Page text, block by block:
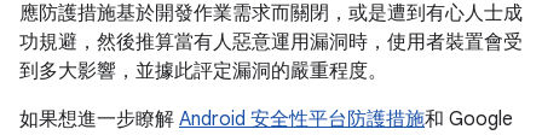
應防護措施基於開發作業需求而關閉，或是遭到有心人士成
功規避，然後推算當有人惡意運用漏洞時，使用者裝置會受
到多大影響，並據此評定漏洞的嚴重程度。
如果想進一步瞭解 Android 安全性平台防護措施和 Google